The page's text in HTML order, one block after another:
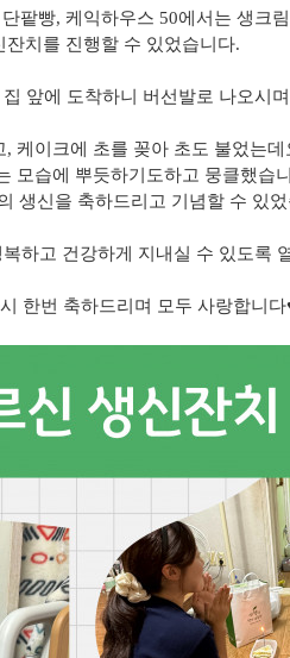
단팥빵, 케익하우스 50에서는 생크
잔치를 진행할 수 있었습니다.
집 앞에 도착하니 버선발로 나오시
, 케이크에 초를 꽂아 초도 불었는데
모습에 뿌듯하기도하고 뭉클했습
생신을 축하드리고 기념할 수 있
하고 건강하게 지내실 수 있도록
한번 축하드리며 모두 사랑합니다